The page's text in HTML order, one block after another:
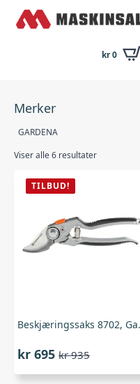
kr0
Merker
GARDENA
Viser alle 6 resultater
TILBUD!
kr935
Opprinnelig
pris
kr 695
Nåværende
pris